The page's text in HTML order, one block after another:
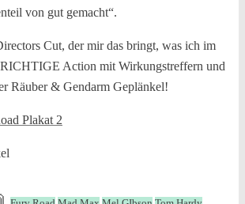
von gut gemacht“.
Cut, der mir das bringt, was ich im
Action mit Wirkungstreffern und
Räuber & Gendarm Geplänkel!
and